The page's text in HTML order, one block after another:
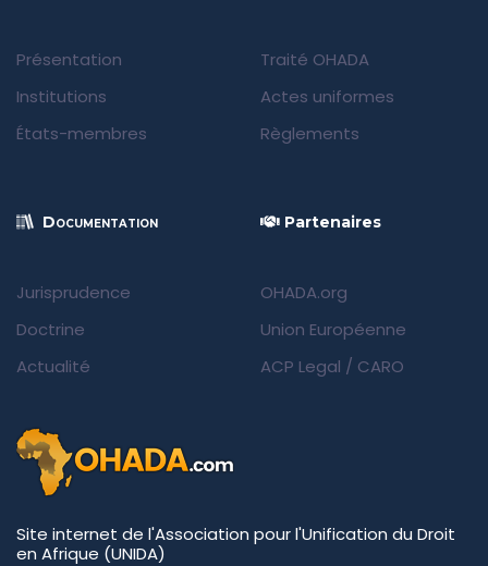
Présentation
Institutions
États-membres
Traité OHADA
Actes uniformes
Règlements
Documentation
Jurisprudence
Doctrine
Actualité
Partenaires
OHADA.org
Union Européenne
ACP Legal / CARO
Site internet de l'Association pour l'Unification du Droit
en Afrique (UNIDA)